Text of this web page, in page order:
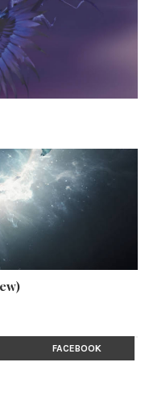
FACEBOOK